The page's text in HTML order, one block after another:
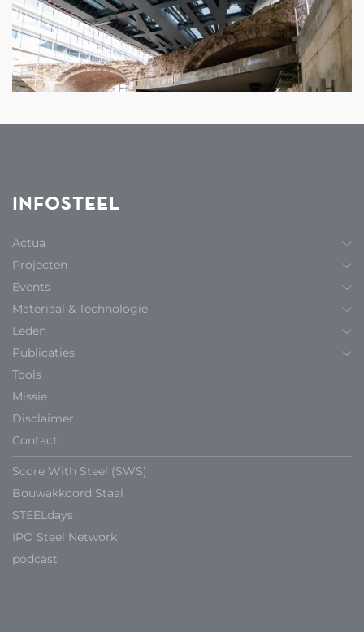
INFOSTEEL
Actua
Projecten
Events
Materiaal & Technologie
Leden
Publicaties
Tools
Missie
Disclaimer
Contact
Score With Steel (SWS)
Bouwakkoord Staal
STEELdays
IPO Steel Network
podcast